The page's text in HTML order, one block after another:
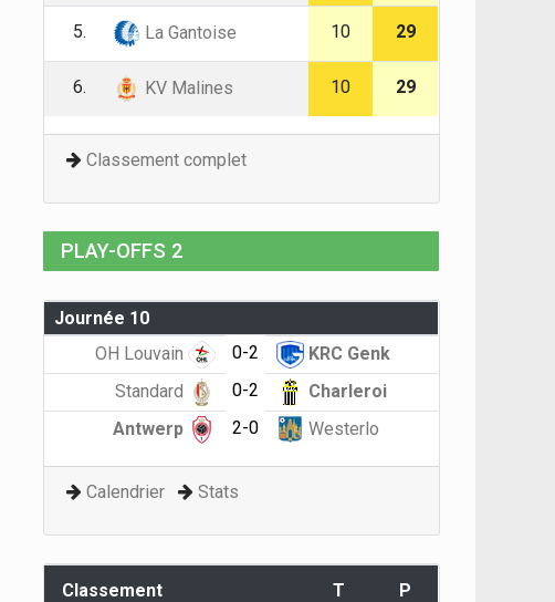
5. La Gantoise 10 29
6. KV Malines 10 29
Classement complet
PLAY-OFFS 2
Journée 10
OH Louvain
0-2
KRC Genk
Standard
0-2
Charleroi
Antwerp
2-0 Westerlo
Calendrier Stats
Classement T P